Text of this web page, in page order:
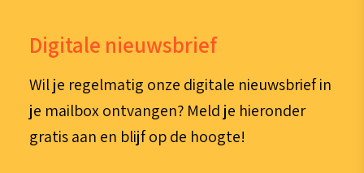
Digitale nieuwsbrief
Wil je regelmatig onze digitale nieuwsbrief in
je mailbox ontvangen? Meld je hieronder
gratis aan en blijf op de hoogte!